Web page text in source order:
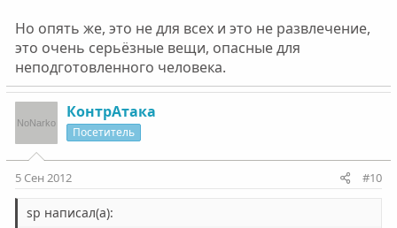
Но опять же, это не для всех и это не развлечение,
это очень серьёзные вещи, опасные для
неподготовленного человека.
КонтрАтака
Посетитель
5 Сен 2012 #10
sp написал(а):